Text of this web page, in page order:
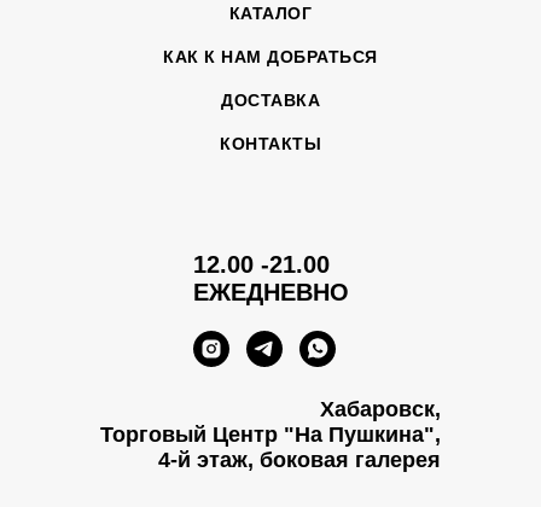
КАТАЛОГ
КАК К НАМ ДОБРАТЬСЯ
ДОСТАВКА
КОНТАКТЫ
12.00 -21.00
ЕЖЕДНЕВНО
Хабаровск,
Торговый Центр "На Пушкина",
4-й этаж, боковая галерея